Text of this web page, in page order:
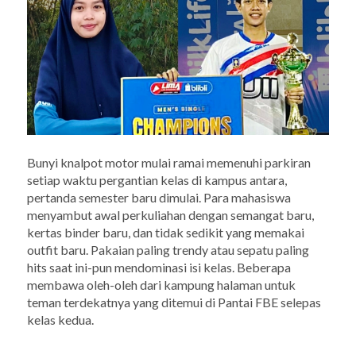
Bunyi knalpot motor mulai ramai memenuhi parkiran
setiap waktu pergantian kelas di kampus antara,
pertanda semester baru dimulai. Para mahasiswa
menyambut awal perkuliahan dengan semangat baru,
kertas binder baru, dan tidak sedikit yang memakai
outfit baru. Pakaian paling trendy atau sepatu paling
hits saat ini-pun mendominasi isi kelas. Beberapa
membawa oleh-oleh dari kampung halaman untuk
teman terdekatnya yang ditemui di Pantai FBE selepas
kelas kedua.